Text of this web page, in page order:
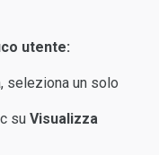
utente:
seleziona un solo
su Visualizza